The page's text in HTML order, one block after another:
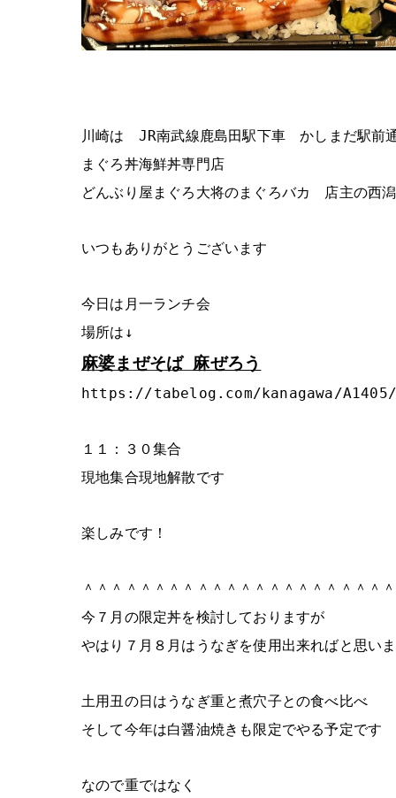
川崎は JR南武線鹿島田駅下車 かしまだ駅前
まぐろ丼海鮮丼専門店
どんぶり屋まぐろ大将のまぐろバカ 店主の西
いつもありがとうございます
今日は月一ランチ会
場所は↓
麻婆まぜそば 麻ぜろう
https://tabelog.com/kanagawa/A1405/
１１：３０集合
現地集合現地解散です
楽しみです！
＾＾＾＾＾＾＾＾＾＾＾＾＾＾＾＾＾＾＾＾＾
今７月の限定丼を検討しておりますが
やはり７月８月はうなぎを使用出来ればと思い
土用丑の日はうなぎ重と煮穴子との食べ比べ
そして今年は白醤油焼きも限定でやる予定です
なので重ではなく